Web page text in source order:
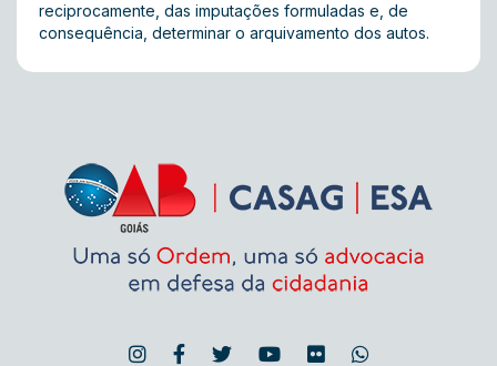
reciprocamente, das imputações formuladas e, de
consequência, determinar o arquivamento dos autos.